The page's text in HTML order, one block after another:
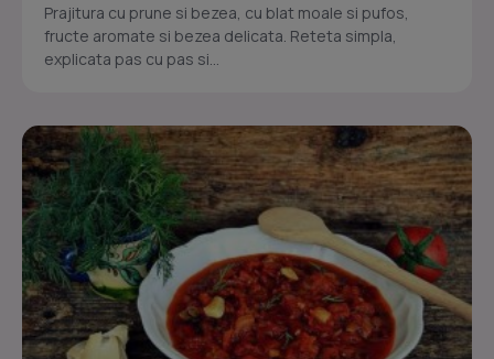
Prajitura cu prune si bezea, cu blat moale si pufos,
fructe aromate si bezea delicata. Reteta simpla,
explicata pas cu pas si...